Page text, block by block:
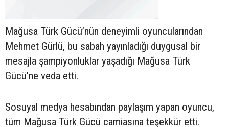
Mağusa Türk Gücü’nün deneyimli oyuncularından
Mehmet Gürlü, bu sabah yayınladığı duygusal bir
mesajla şampiyonluklar yaşadığı Mağusa Türk
Gücü’ne veda etti.
Sosuyal medya hesabından paylaşım yapan oyuncu,
tüm Mağusa Türk Gücü camiasına teşekkür etti.